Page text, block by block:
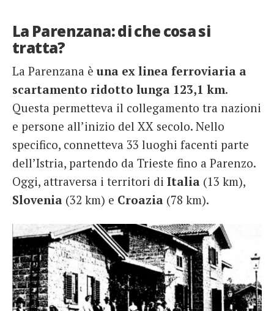
La Parenzana: di che cosa si
tratta?
La Parenzana è una ex linea ferroviaria a
scartamento ridotto lunga 123,1 km.
Questa permetteva il collegamento tra nazioni
e persone all’inizio del XX secolo. Nello
specifico, connetteva 33 luoghi facenti parte
dell’Istria, partendo da Trieste fino a Parenzo.
Oggi, attraversa i territori di Italia (13 km),
Slovenia (32 km) e Croazia (78 km).